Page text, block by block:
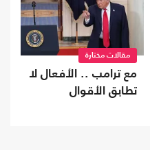
مقالات مختارة
مع ترامب .. الأفعال لا
تطابق الأقوال